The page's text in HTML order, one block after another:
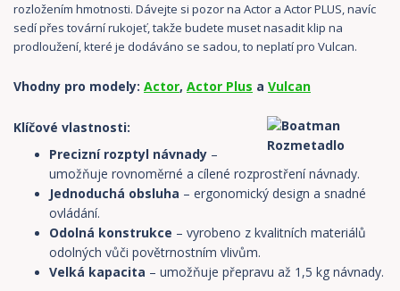
rozložením hmotnosti. Dávejte si pozor na Actor a Actor PLUS, navíc
sedí přes tovární rukojeť, takže budete muset nasadit klip na
prodloužení, které je dodáváno se sadou, to neplatí pro Vulcan.
Vhodny pro modely: Actor, Actor Plus a Vulcan
Klíčové vlastnosti:
Precizní rozptyl návnady –
umožňuje rovnoměrné a cílené rozprostření návnady.
Jednoduchá obsluha – ergonomický design a snadné
ovládání.
Odolná konstrukce – vyrobeno z kvalitních materiálů
odolných vůči povětrnostním vlivům.
Velká kapacita – umožňuje přepravu až 1,5 kg návnady.